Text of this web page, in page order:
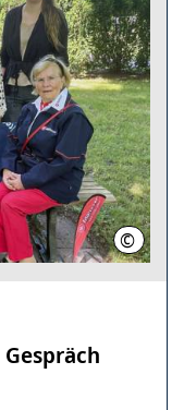
© Lukas/